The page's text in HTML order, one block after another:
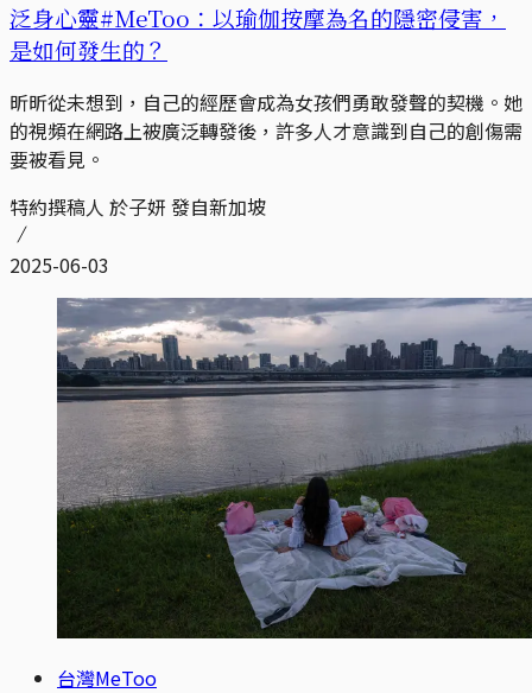
泛身心靈#MeToo：以瑜伽按摩為名的隱密侵害，
是如何發生的？
昕昕從未想到，自己的經歷會成為女孩們勇敢發聲的契機。她
的視頻在網路上被廣泛轉發後，許多人才意識到自己的創傷需
要被看見。
特約撰稿人 於子妍 發自新加坡
2025-06-03
台灣MeToo